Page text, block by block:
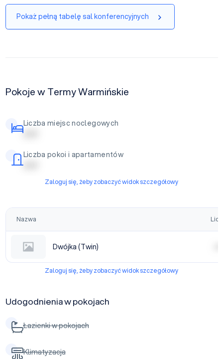
Pokaż pełną tabelę sal konferencyjnych
Pokoje w Termy Warmińskie
Liczba miejsc noclegowych
| | | | |
Liczba pokoi i apartamentów
| | | | |
Zaloguj się, żeby zobaczyć widok szczegółowy
Nazwa
Dwójka (Twin)
Zaloguj się, żeby zobaczyć widok szczegółowy
Udogodnienia w pokojach
Łazienki w pokojach
Klimatyzacja